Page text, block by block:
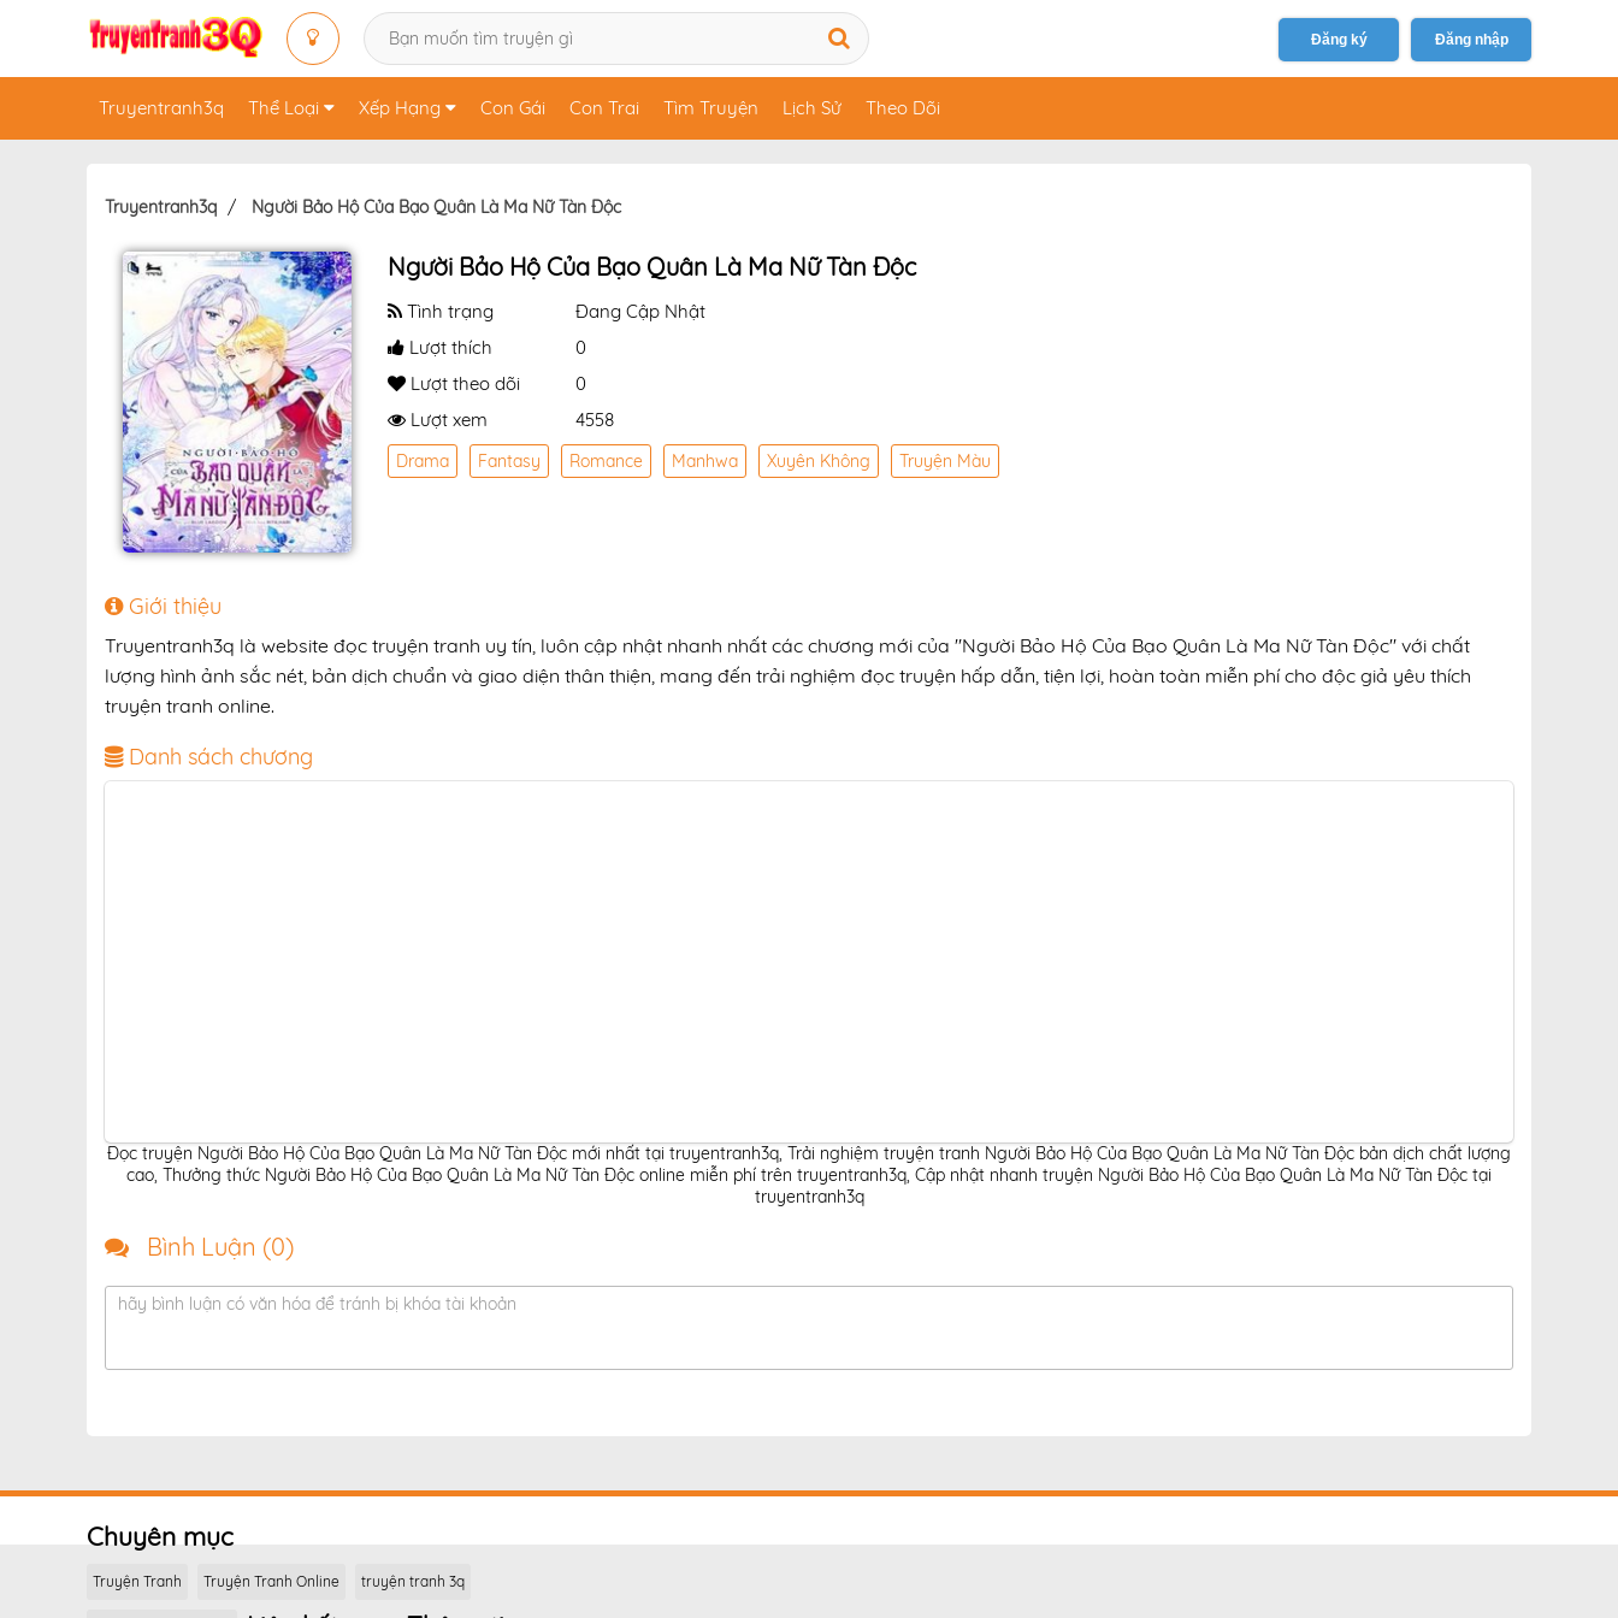
Đăng ký Đăng nhập
Truyentranh3q Thể Loại Xếp Hạng Con Gái Con Trai Tìm Truyện Lịch Sử Theo Dõi
Truyentranh3q Người Bảo Hộ Của Bạo Quân Là Ma Nữ Tàn Độc
Người Bảo Hộ Của Bạo Quân Là Ma Nữ Tàn Độc
Tình trạng
Đang Cập Nhật
Lượt thích
0
Lượt theo dõi
0
Lượt xem
4558
Drama Fantasy Romance Manhwa Xuyên Không Truyện Màu
Giới thiệu
Truyentranh3q là website đọc truyện tranh uy tín, luôn cập nhật nhanh nhất các chương mới của "Người Bảo Hộ Của Bạo Quân Là Ma Nữ Tàn Độc" với chất
lượng hình ảnh sắc nét, bản dịch chuẩn và giao diện thân thiện, mang đến trải nghiệm đọc truyện hấp dẫn, tiện lợi, hoàn toàn miễn phí cho độc giả yêu thích
truyện tranh online.
Danh sách chương
Đọc truyện Người Bảo Hộ Của Bạo Quân Là Ma Nữ Tàn Độc mới nhất tại truyentranh3q, Trải nghiệm truyện tranh Người Bảo Hộ Của Bạo Quân Là Ma Nữ Tàn Độc bản dịch chất lượng
cao, Thưởng thức Người Bảo Hộ Của Bạo Quân Là Ma Nữ Tàn Độc online miễn phí trên truyentranh3q, Cập nhật nhanh truyện Người Bảo Hộ Của Bạo Quân Là Ma Nữ Tàn Độc tại
truyentranh3q
Bình Luận (0)
hãy bình luận có văn hóa để tránh bị khóa tài khoản
Chuyên mục
Truyện Tranh Truyện Tranh Online truyện tranh 3q